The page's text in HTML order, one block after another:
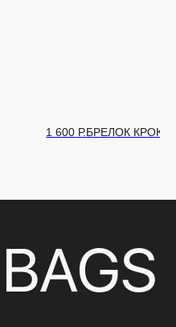
1 600 Р.БРЕЛОК КРОКО